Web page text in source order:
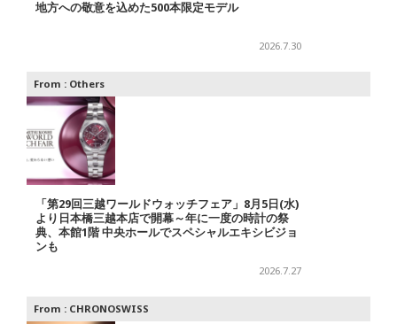
地方への敬意を込めた500本限定モデル
2026.7.30
From : Others
「第29回三越ワールドウォッチフェア」8月5日(水)
より日本橋三越本店で開幕～年に一度の時計の祭
典、本館1階 中央ホールでスペシャルエキシビジョ
ンも
2026.7.27
From : CHRONOSWISS